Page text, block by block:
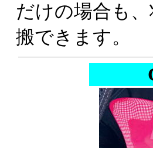
だけの場合も
搬できます。